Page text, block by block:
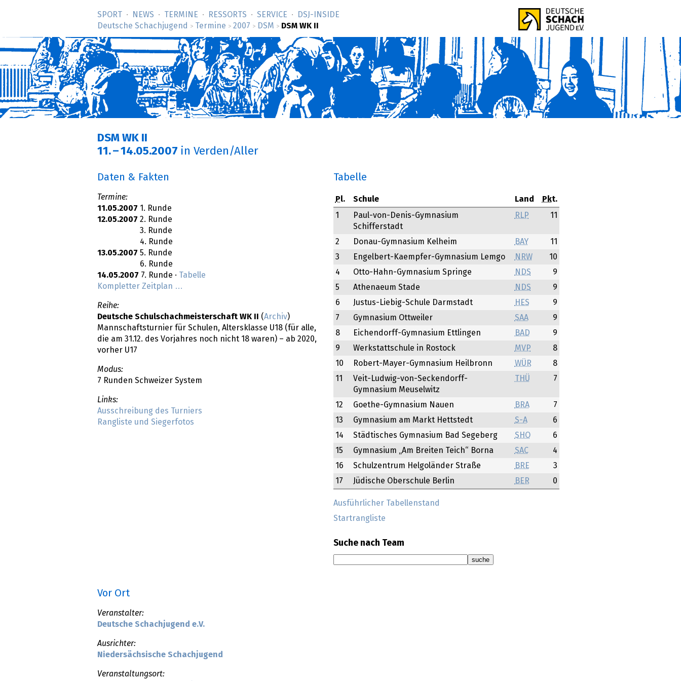
SPORT NEWS TERMINE RESSORTS SERVICE
DSJ-­INSIDE
Deutsche Schachjugend
> Termine > 2007 > DSM > DSM WK II
DSM WK II
11.–14.05.2007 in Verden/Aller
Daten & Fakten
Termine:
11.05.2007 1. Runde
12.05.2007 2. Runde
3. Runde
4. Runde
13.05.2007 5. Runde
6. Runde
14.05.2007 7. Runde · Tabelle
Kompletter Zeitplan …
Reihe:
Deutsche Schulschachmeisterschaft WK II
(Archiv)
Mannschaftsturnier für Schulen, Altersklasse U18 (für alle,
die am 31.12. des Vorjahres noch nicht 18 waren) – ab 2020,
vorher U17
Modus:
7 Runden Schweizer System
Links:
Ausschreibung des Turniers
Rangliste und Siegerfotos
Tabelle
Pl. Schule Land
Pkt.
1
Paul-von-Denis-Gymnasium
Schifferstadt
RLP 11
2 Donau-Gymnasium Kelheim BAY
11
3
Engelbert-Kaempfer-Gymnasium Lemgo NRW
10
4
Otto-Hahn-Gymnasium Springe NDS
9
5
Athenaeum Stade NDS
9
6
Justus-Liebig-Schule Darmstadt HES
9
7
Gymnasium Ottweiler SAA
9
8
Eichendorff-Gymnasium Ettlingen BAD
9
9
Werkstattschule in Rostock MVP
8
10
Robert-Mayer-Gymnasium Heilbronn WÜR
8
11
Veit-Ludwig-von-Seckendorff-
Gymnasium Meuselwitz
THÜ 7
12 Goethe-Gymnasium Nauen BRA
7
13
Gymnasium am Markt Hettstedt S-A
6
14
Städtisches Gymnasium Bad Segeberg SHO
6
15
Gymnasium „Am Breiten Teich“ Borna SAC
4
16
Schulzentrum Helgoländer Straße BRE
3
17
Jüdische Oberschule Berlin BER 0
Ausführlicher Tabellenstand
Startrangliste
Suche nach Team
Vor Ort
Veranstalter:
Deutsche Schachjugend e.V.
Ausrichter:
Niedersächsische Schachjugend
Veranstaltungsort: